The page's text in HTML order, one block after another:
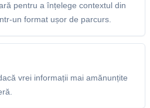
pentru a înțelege contextul din
un format ușor de parcurs.
vrei informații mai amănunțite